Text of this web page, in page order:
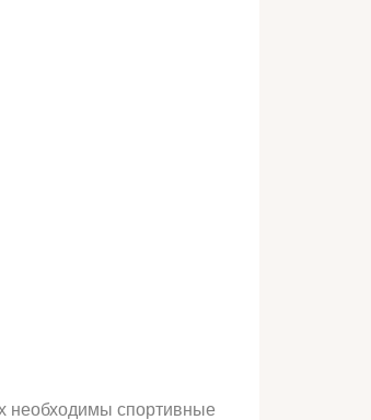
необходимы спортивные